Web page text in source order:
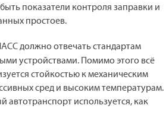
показатели контроля заправки и
простоев.
должно отвечать стандартам
устройствами. Помимо этого всё
стойкостью к механическим
сред и высоким температурам.
автотранспорт используется, как